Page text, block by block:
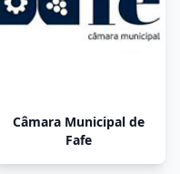
Câmara Municipal de
Fafe